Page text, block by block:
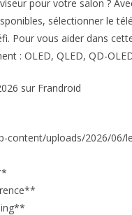
pour votre salon ?
sélectionner le
Pour vous aider dans
: OLED, QLED, QD-
sur Frandroid
content/uploads/2026/